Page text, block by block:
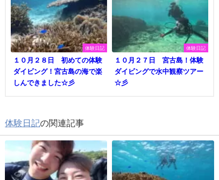
体験日記
１０月２８日 初めての体験
ダイビング！宮古島の海で楽
しんできました☆彡
体験日記
１０月２７日 宮古島！体験
ダイビングで水中観察ツアー
☆彡
体験日記の関連記事